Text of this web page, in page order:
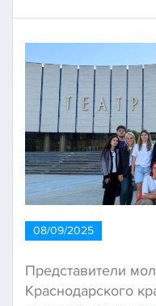
08/09/2025
Представители
Краснодарского